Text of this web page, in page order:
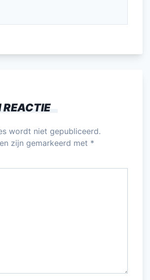
REACTIE
wordt niet gepubliceerd.
zijn gemarkeerd met *